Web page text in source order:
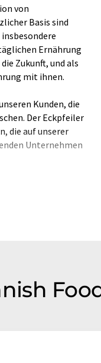
von
Basis sind
Ernährung
Zukunft, und als
mit ihnen.
Kunden, die
Der Eckpfeiler
die auf unserer
Unternehmen
Eingriff